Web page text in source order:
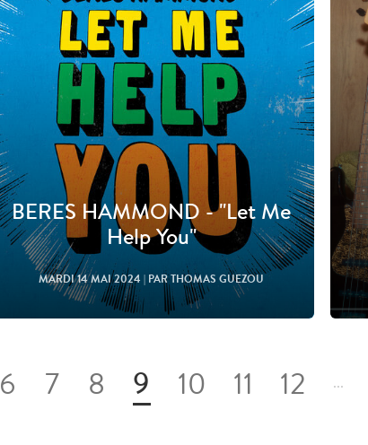
Lire l'article
BERES HAMMOND - "Let Me
Help You"
MARDI 14 MAI 2024 | PAR THOMAS GUEZOU
6 7 8 9 10 11 12 ...